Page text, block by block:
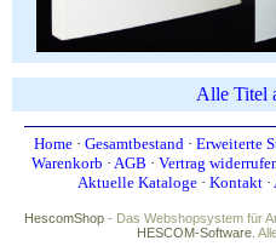
Alle Titel
Home· Gesamtbestand· Erweiterte
Warenkorb · AGB · Vertrag
Aktuelle Kataloge· Kontakt·
HescomShop - Das Webshopsystem für
HESCOM-Software.